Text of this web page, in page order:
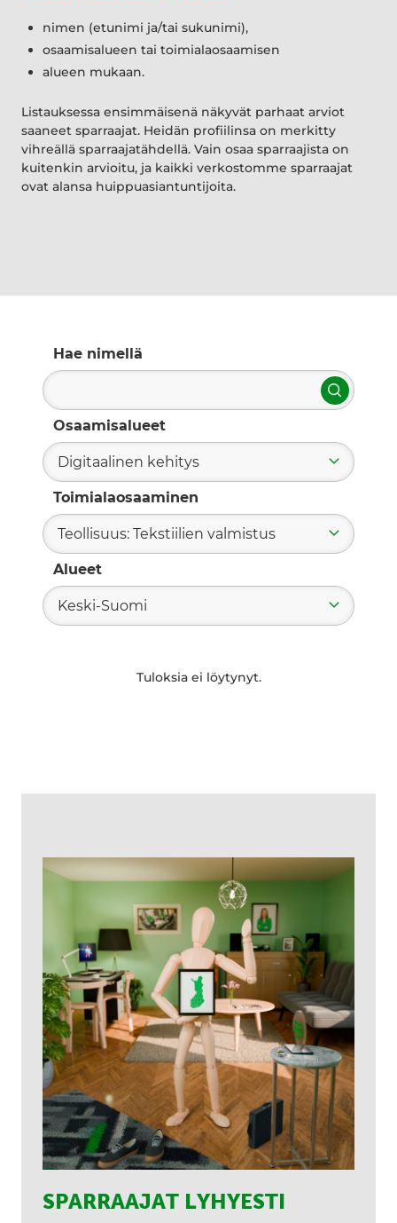
nimen (etunimi ja/tai sukunimi),
osaamisalueen tai toimialaosaamisen
alueen mukaan.
Listauksessa ensimmäisenä näkyvät parhaat arviot
saaneet sparraajat. Heidän profiilinsa on merkitty
vihreällä sparraajatähdellä. Vain osaa sparraajista on
kuitenkin arvioitu, ja kaikki verkostomme sparraajat
ovat alansa huippuasiantuntijoita.
Hae nimellä
Hae
Osaamisalueet
Digitaalinen kehitys
Toimialaosaaminen
Teollisuus: Tekstiilien valmistus
Alueet
Keski-Suomi
Tuloksia ei löytynyt.
SPARRAAJAT LYHYESTI